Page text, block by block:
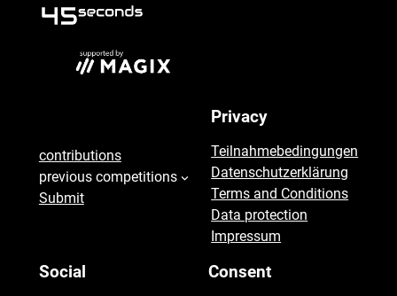
contributions
previous competitions
Submit
Privacy
Teilnahmebedingungen
Datenschutzerklärung
Terms and Conditions
Data protection
Impressum
Social Consent